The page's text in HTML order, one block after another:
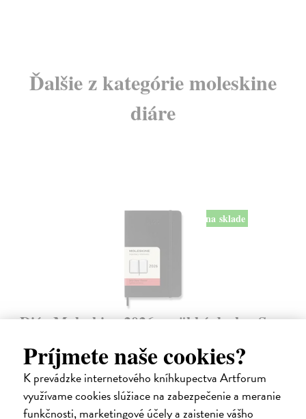
Príjmete naše cookies?
K prevádzke internetového kníhkupectva Artforum
využívame cookies slúžiace na zabezpečenie a meranie
funkčnosti, marketingové účely a zaistenie vášho
Ďalšie z kategórie moleskine
diáre
na sklade
Diár Moleskine 2026 - mäkké dosky, S,
9 x 14 cm| Zápisník Moleskine
Denný diár vreckové veľkosti na rok 2026. Na každý deň stránka pre
poznámky a schôdzky.
Na sklade ?